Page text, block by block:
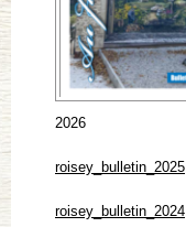
2026
roisey_bulletin_2025
roisey_bulletin_2024